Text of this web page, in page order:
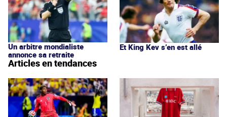
Un arbitre mondialiste
annonce sa retraite
Et King Kev s’en est allé
Articles en tendances